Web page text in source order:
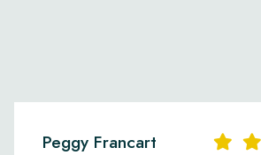
Peggy Francart